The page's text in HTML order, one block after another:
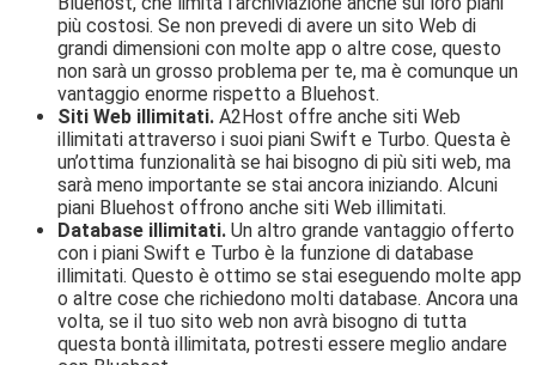
più costosi. Se non prevedi di avere un sito Web di
grandi dimensioni con molte app o altre cose, questo
non sarà un grosso problema per te, ma è comunque un
vantaggio enorme rispetto a Bluehost.
Siti Web illimitati. A2Host offre anche siti Web
illimitati attraverso i suoi piani Swift e Turbo. Questa è
un’ottima funzionalità se hai bisogno di più siti web, ma
sarà meno importante se stai ancora iniziando. Alcuni
piani Bluehost offrono anche siti Web illimitati.
Database illimitati. Un altro grande vantaggio offerto
con i piani Swift e Turbo è la funzione di database
illimitati. Questo è ottimo se stai eseguendo molte app
o altre cose che richiedono molti database. Ancora una
volta, se il tuo sito web non avrà bisogno di tutta
questa bontà illimitata, potresti essere meglio andare